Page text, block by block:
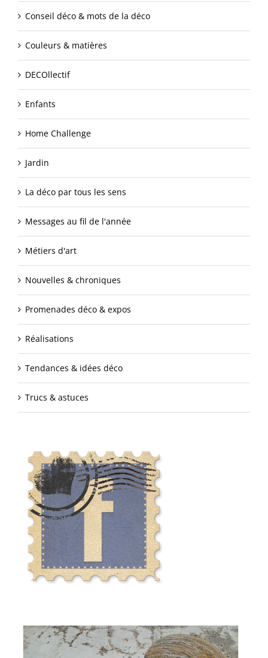
Conseil déco & mots de la déco
Couleurs & matières
DECOllectif
Enfants
Home Challenge
Jardin
La déco par tous les sens
Messages au fil de l'année
Métiers d'art
Nouvelles & chroniques
Promenades déco & expos
Réalisations
Tendances & idées déco
Trucs & astuces